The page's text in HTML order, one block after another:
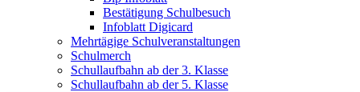
Bestätigung Schulbesuch
Infoblatt Digicard
Mehrtägige Schulveranstaltungen
Schulmerch
Schullaufbahn ab der 3. Klasse
Schullaufbahn ab der 5. Klasse